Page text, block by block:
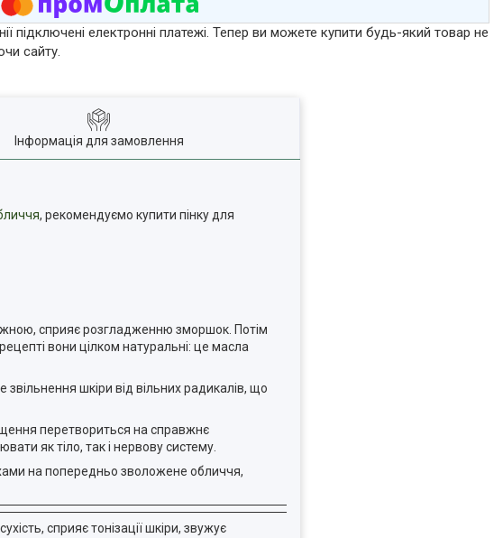
підключені електронні платежі. Тепер ви можете купити будь-який товар не
сайту.
Інформація для замовлення
, рекомендуємо купити пінку для
сприяє розгладженню зморшок. Потім
вони цілком натуральні: це масла
шкіри від вільних радикалів, що
перетвориться на справжнє
як тіло, так і нервову систему.
на попередньо зволожене обличчя,
сприяє тонізації шкіри, звужує